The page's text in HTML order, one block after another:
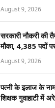
August 9, 2026
सरकारी नौकरी की
मौका, 4,385 पदों
August 9, 2026
पत्नी के इलाज के
शिक्षक गुवाहाटी में